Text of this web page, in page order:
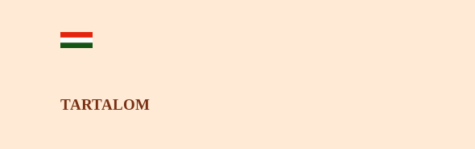
TARTALOM